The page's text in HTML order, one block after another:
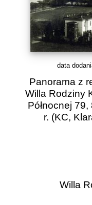
data
Panorama z
Willa Rodziny
Północnej
r. (KC,
Willa